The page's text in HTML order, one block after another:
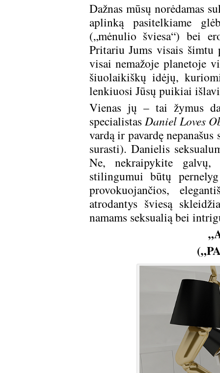
Dažnas mūsų norėdamas
aplinką pasitelkiame
(„mėnulio šviesa“) bei
Pritariu Jums visais šimtu
visai nemažoje planetoje
šiuolaikiškų idėjų,
lenkiuosi Jūsų puikiai
Vienas jų – tai žymus
specialistas Daniel Loves
vardą ir pavardę
surasti). Danielis
Ne, nekraipykite
stilingumui būtų
provokuojančios,
atrodantys šviesą
namams seksualią bei